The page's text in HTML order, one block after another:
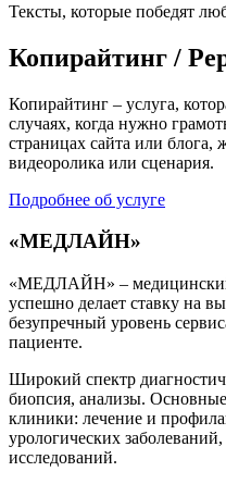
Тексты, которые победят
Копирайтинг /
Копирайтинг – услуга,
случаях, когда нужно
страницах сайта или блога,
видеоролика или сценария.
Подробнее об услуге
«МЕДЛАЙН»
«МЕДЛАЙН» –
успешно делает ставку на
безупречный уровень
пациенте.
Широкий спектр
биопсия, анализы.
клиники: лечение и
урологических
исследований.